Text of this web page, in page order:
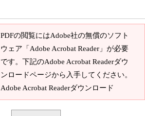
PDFの閲覧にはAdobe社の無償のソフト
ウェア「Adobe Acrobat Reader」が必要
です。下記のAdobe Acrobat Readerダウ
ンロードページから入手してください。
Adobe Acrobat Readerダウンロード